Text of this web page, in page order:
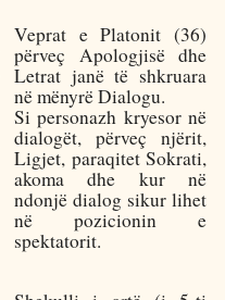
Veprat e Platonit (36)
përveç Apologjisë dhe
Letrat janë të shkruara
në mënyrë Dialogu.
Si personazh kryesor në
dialogët, përveç njërit,
Ligjet, paraqitet Sokrati,
akoma dhe kur në
ndonjë dialog sikur lihet
në pozicionin e
spektatorit.